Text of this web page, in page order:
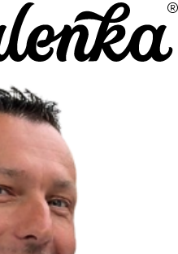
tie najlepšie služby.
vás ale potrebujeme súhlas
stránkach a aby sme
mieru či reklamu,
spoločnosti Google
ktoré môžu byť používané